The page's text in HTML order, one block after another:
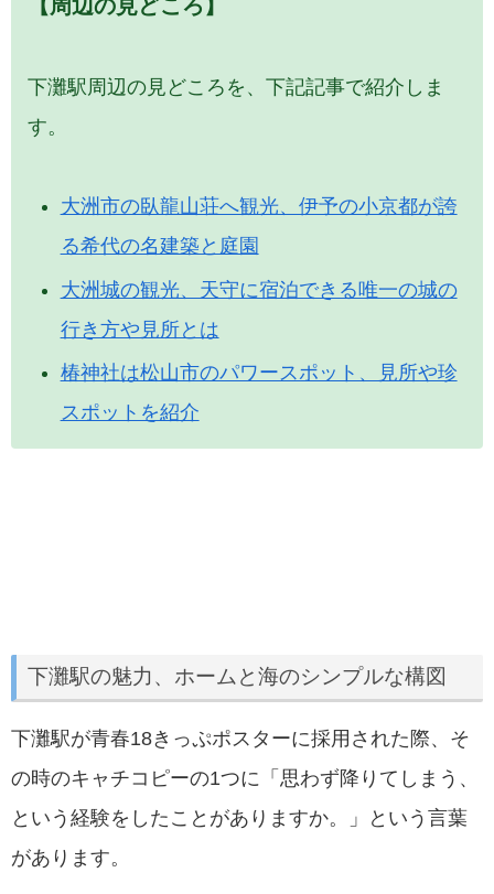
【周辺の見どころ】
下灘駅周辺の見どころを、下記記事で紹介しま
す。
大洲市の臥龍山荘へ観光、伊予の小京都が誇
る希代の名建築と庭園
大洲城の観光、天守に宿泊できる唯一の城の
行き方や見所とは
椿神社は松山市のパワースポット、見所や珍
スポットを紹介
下灘駅の魅力、ホームと海のシンプルな構図
下灘駅が青春18きっぷポスターに採用された際、そ
の時のキャチコピーの1つに「思わず降りてしまう、
という経験をしたことがありますか。」という言葉
があります。